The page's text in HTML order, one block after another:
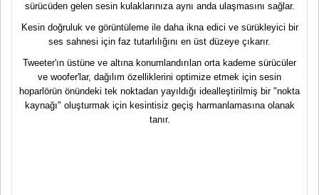
sürücüden gelen sesin kulaklarınıza aynı anda ulaşmasını sağlar.
Kesin doğruluk ve görüntüleme ile daha ikna edici ve sürükleyici bir
ses sahnesi için faz tutarlılığını en üst düzeye çıkarır.
Tweeter'ın üstüne ve altına konumlandırılan orta kademe sürücüler
ve woofer'lar, dağılım özelliklerini optimize etmek için sesin
hoparlörün önündeki tek noktadan yayıldığı idealleştirilmiş bir "nokta
kaynağı" oluşturmak için kesintisiz geçiş harmanlamasına olanak
tanır.